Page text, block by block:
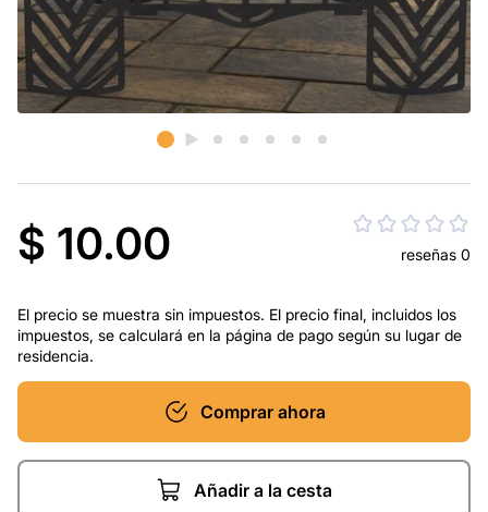
$ 10.00 reseñas 0
El precio se muestra sin impuestos. El precio final, incluidos los
impuestos, se calculará en la página de pago según su lugar de
residencia.
Comprar ahora
Añadir a la cesta